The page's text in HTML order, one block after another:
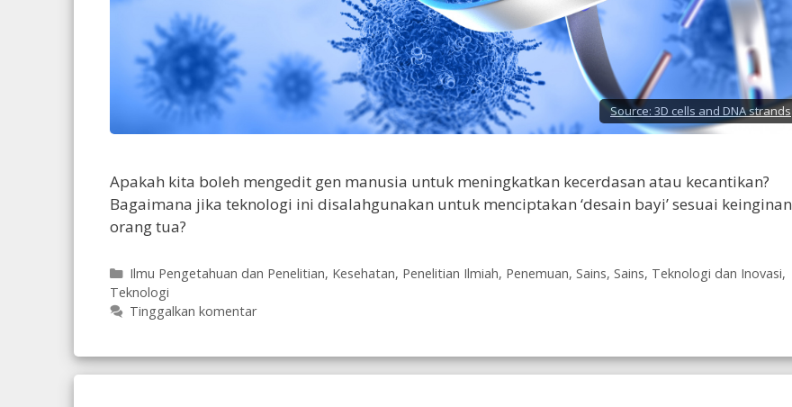
Source: 3D cells and DNA strands
Apakah kita boleh mengedit gen manusia untuk meningkatkan kecerdasan atau kecantikan?
Bagaimana jika teknologi ini disalahgunakan untuk menciptakan ‘desain bayi’ sesuai keinginan
orang tua?
Kategori
Ilmu Pengetahuan dan Penelitian, Kesehatan, Penelitian Ilmiah, Penemuan, Sains, Sains, Teknologi dan Inovasi,
Teknologi
Tinggalkan komentar